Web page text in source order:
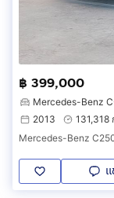
฿ 399,000
Mercedes-Benz
2013
131,318
Mercedes-Benz